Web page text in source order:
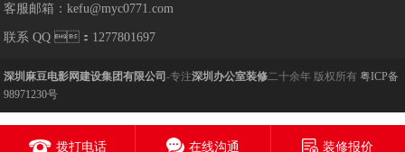
客服邮箱：kefu@myc0771.com
联系 QQ ：1277801697
深圳麻豆电影网建设集团有限公司-专注深圳办公室装修二十余年 版权所有粤ICP备
98971230号
拨打电话 在线沟通 装修报价